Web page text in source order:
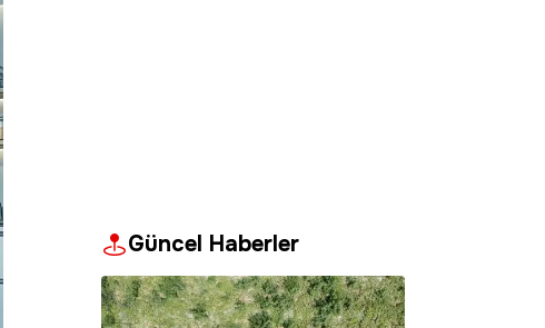
Güncel Haberler